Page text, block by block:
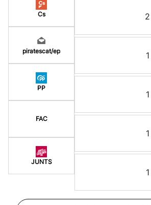
Cs
piratescat/ep
PP
FAC
JUNTS
2
1
1
1
1